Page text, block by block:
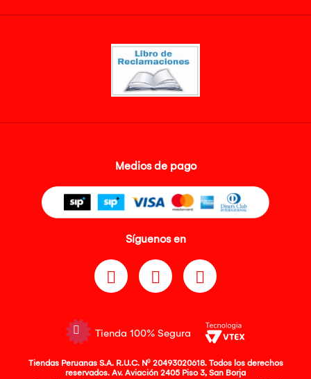
Medios de pago
Síguenos en
Tienda 100% Segura
Tiendas Peruanas S.A. R.U.C. Nº 20493020618. Todos los derechos
reservados. Av. Aviación 2405 Piso 3, San Borja